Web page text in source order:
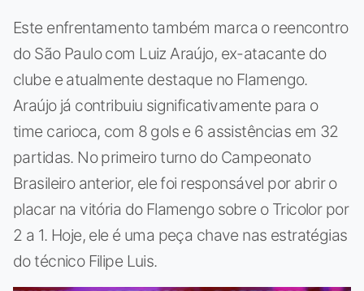
Este enfrentamento também marca o reencontro
do São Paulo com Luiz Araújo, ex-atacante do
clube e atualmente destaque no Flamengo.
Araújo já contribuiu significativamente para o
time carioca, com 8 gols e 6 assistências em 32
partidas. No primeiro turno do Campeonato
Brasileiro anterior, ele foi responsável por abrir o
placar na vitória do Flamengo sobre o Tricolor por
2 a 1. Hoje, ele é uma peça chave nas estratégias
do técnico Filipe Luis.